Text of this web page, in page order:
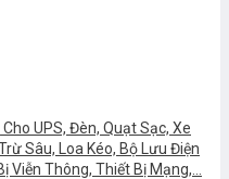
UPS, Đèn, Quạt Sạc, Xe
Sâu, Loa Kéo, Bộ Lưu Điện
Viễn Thông, Thiết Bị Mạng,…